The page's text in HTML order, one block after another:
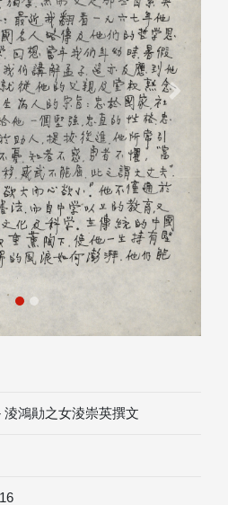
鴻勛之女淩崇英撰文
Next